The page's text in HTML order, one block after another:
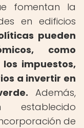
fomentan la
en edificios
pueden
como
impuestos,
a invertir en
Además,
establecido
de